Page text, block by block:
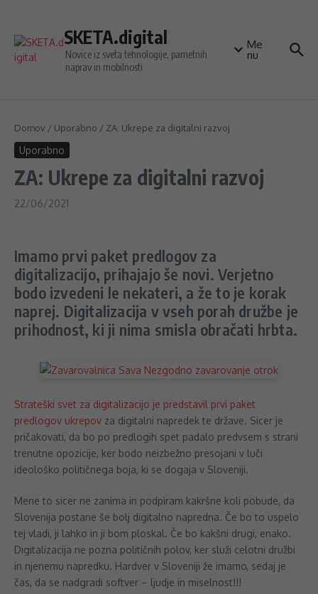
SKETA.digital
Novice iz sveta tehnologije, pametnih
naprav in mobilnosti
Me
nu
Domov / Uporabno / ZA: Ukrepe za digitalni razvoj
Uporabno
ZA: Ukrepe za digitalni razvoj
22/06/2021
Imamo prvi paket predlogov za
digitalizacijo, prihajajo še novi. Verjetno
bodo izvedeni le nekateri, a že to je korak
naprej. Digitalizacija v vseh porah družbe je
prihodnost, ki ji nima smisla obračati hrbta.
Strateški svet za digitalizacijo je predstavil prvi paket
predlogov ukrepov za digitalni napredek te države. Sicer je
pričakovati, da bo po predlogih spet padalo predvsem s strani
trenutne opozicije, ker bodo neizbežno presojani v luči
ideološko političnega boja, ki se dogaja v Sloveniji.
Mene to sicer ne zanima in podpiram kakršne koli pobude, da
Slovenija postane še bolj digitalno napredna. Če bo to uspelo
tej vladi, ji lahko in ji bom ploskal. Če bo kakšni drugi, enako.
Digitalizacija ne pozna političnih polov, ker služi celotni družbi
in njenemu napredku. Hardver v Sloveniji že imamo, sedaj je
čas, da se nadgradi softver – ljudje in miselnost!!!